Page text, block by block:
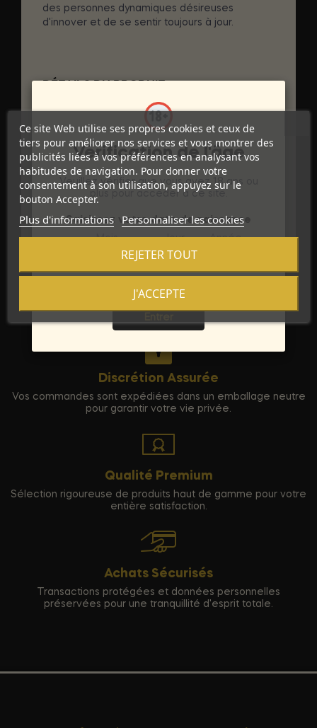
des personnes dynamiques désireuses
d'innover et de se sentir toujours à jour.
Référence D-222521
Références spécifiques
Ean13
Discrétion Assurée
Vos commandes sont expédiées dans un emballage neutre
pour garantir votre vie privée.
Qualité Premium
Sélection rigoureuse de produits haut de gamme pour votre
entière satisfaction.
Achats Sécurisés
Transactions protégées et données personnelles
préservées pour une tranquillité d'esprit totale.
Ce site Web utilise ses propres cookies et ceux de
tiers pour améliorer nos services et vous montrer des
publicités liées à vos préférences en analysant vos
habitudes de navigation. Pour donner votre
consentement à son utilisation, appuyez sur le
bouton Accepter.
Plus d'informations Personnaliser les cookies
REJETER TOUT
J'ACCEPTE
Vérification de l'âge
Veuillez vérifier que vous avez 18 ans ou
plus pour accéder à ce site.
Saisissez votre date de naissance
Mois
Jour Année
Sortie